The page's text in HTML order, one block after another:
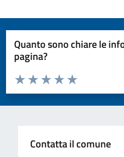
Quanto sono chiare le
pagina?
Valuta da 1 a 5 stelle la pagina
Valuta 5 stelle
Valuta 4 stelle su 5
Valuta 3 stelle su 5
Valuta 2 stelle su 5
Valuta 1 stelle su 5
Contatta il comune